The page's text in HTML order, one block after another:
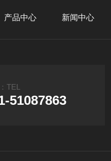
产品中心 新闻中心
TEL
51087863